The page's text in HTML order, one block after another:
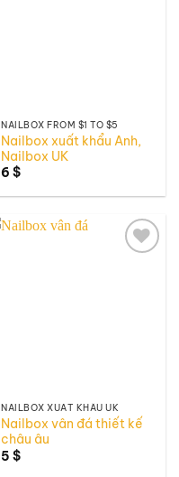
NAILBOX FROM $1 TO $5
Nailbox xuất khẩu Anh,
Nailbox UK
6$
NAILBOX XUẤT KHẨU UK
Nailbox vân đá thiết kế
châu âu
5$